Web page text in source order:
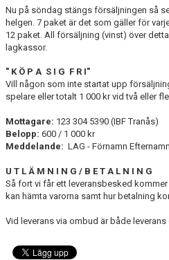
Nu på söndag stängs försäljningen så
helgen. 7 paket är det som gäller för
12 paket. All försäljning (vinst) över
lagkassor.
" K Ö P A S I G F R I"
Vill någon som inte startat upp
spelare eller totalt 1 000 kr vid två eller
Mottagare: 123 304 5390 (IBF Tranås)
Belopp: 600 / 1 000 kr
Meddelande: LAG - Förnamn Efternamn
U T L Ä M N I N G / B E T A L N I N G
Så fort vi får ett leveransbesked
kan hämta varorna samt hur betalning
Vid leverans via ombud är både